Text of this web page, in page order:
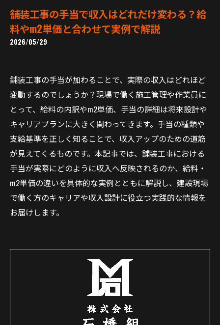
舗装工事の手当で収入はどれだけ変わる？給
料やm2単価と合わせて実例で解説
2026/05/29
舗装工事の手当が加わることで、実際の収入はどれほど
変動するのでしょうか？現場で働く施工管理や作業員に
とって、給料の内訳やm2単価、手当の詳細は将来設計や
キャリアプランに大きく関わってきます。手当の種類や
支給基準を正しく知ることで、収入アップのための道筋
が見えてくるものです。本記事では、舗装工事における
手当が実際にどのように収入へ反映されるのか、給料・
m2単価の違いを具体的な実例とともに解説し、建設現場
で働く方のキャリアや収入設計に役立つ実践的な情報を
お届けします。